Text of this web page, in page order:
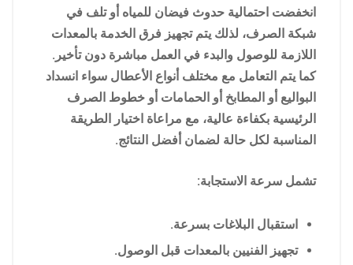
انخفضت احتمالية حدوث فيضان للمياه أو تلف في
شبكة الصرف، لذلك يتم تجهيز فرق الخدمة بالمعدات
اللازمة للوصول والبدء في العمل مباشرة دون تأخير.
كما يتم التعامل مع مختلف أنواع الأعطال سواء انسداد
البواليع أو المطابخ أو الحمامات أو خطوط الصرف
الرئيسية بكفاءة عالية، مع مراعاة اختيار الطريقة
المناسبة لكل حالة لضمان أفضل النتائج.
تشمل سرعة الاستجابة:
استقبال البلاغات بسرعة.
تجهيز الفنيين بالمعدات قبل الوصول.